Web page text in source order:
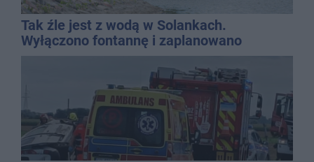
Tak źle jest z wodą w Solankach.
Wyłączono fontannę i zaplanowano